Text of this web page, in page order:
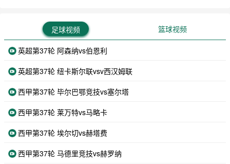
足球视频 篮球视频
英超第37轮 阿森纳vs伯恩利
英超第37轮 纽卡斯尔联vsv西汉姆联
西甲第37轮 毕尔巴鄂竞技vs塞尔塔
西甲第37轮 莱万特vs马略卡
西甲第37轮 埃尔切vs赫塔费
西甲第37轮 马德里竞技vs赫罗纳